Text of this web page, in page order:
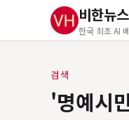
비한뉴스
한국 최초 AI
검색
'명예시